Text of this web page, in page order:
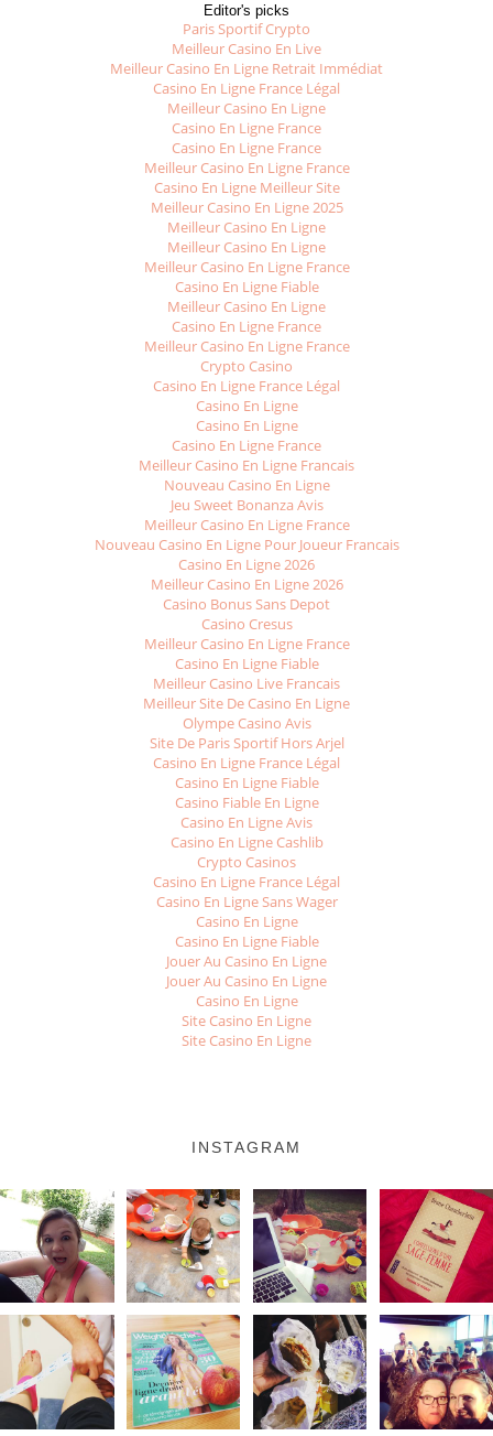
Editor's picks
Paris Sportif Crypto
Meilleur Casino En Live
Meilleur Casino En Ligne Retrait Immédiat
Casino En Ligne France Légal
Meilleur Casino En Ligne
Casino En Ligne France
Casino En Ligne France
Meilleur Casino En Ligne France
Casino En Ligne Meilleur Site
Meilleur Casino En Ligne 2025
Meilleur Casino En Ligne
Meilleur Casino En Ligne
Meilleur Casino En Ligne France
Casino En Ligne Fiable
Meilleur Casino En Ligne
Casino En Ligne France
Meilleur Casino En Ligne France
Crypto Casino
Casino En Ligne France Légal
Casino En Ligne
Casino En Ligne
Casino En Ligne France
Meilleur Casino En Ligne Francais
Nouveau Casino En Ligne
Jeu Sweet Bonanza Avis
Meilleur Casino En Ligne France
Nouveau Casino En Ligne Pour Joueur Francais
Casino En Ligne 2026
Meilleur Casino En Ligne 2026
Casino Bonus Sans Depot
Casino Cresus
Meilleur Casino En Ligne France
Casino En Ligne Fiable
Meilleur Casino Live Francais
Meilleur Site De Casino En Ligne
Olympe Casino Avis
Site De Paris Sportif Hors Arjel
Casino En Ligne France Légal
Casino En Ligne Fiable
Casino Fiable En Ligne
Casino En Ligne Avis
Casino En Ligne Cashlib
Crypto Casinos
Casino En Ligne France Légal
Casino En Ligne Sans Wager
Casino En Ligne
Casino En Ligne Fiable
Jouer Au Casino En Ligne
Jouer Au Casino En Ligne
Casino En Ligne
Site Casino En Ligne
Site Casino En Ligne
INSTAGRAM